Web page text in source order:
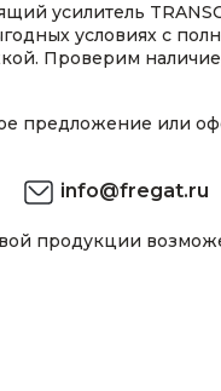
усилитель
условиях с
Проверим
предложение или
info@fregat.ru
продукции